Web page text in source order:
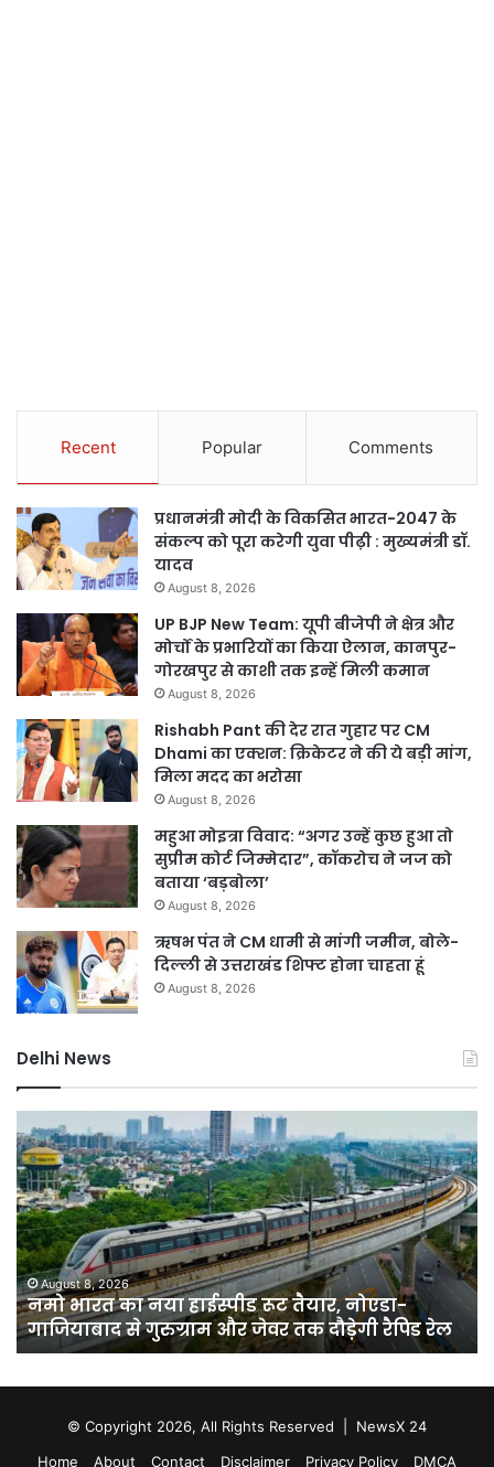
Recent Popular Comments
प्रधानमंत्री मोदी के विकसित भारत-2047 के
संकल्प को पूरा करेगी युवा पीढ़ी : मुख्यमंत्री डॉ.
यादव
August 8, 2026
UP BJP New Team: यूपी बीजेपी ने क्षेत्र और
मोर्चों के प्रभारियों का किया ऐलान, कानपुर-
गोरखपुर से काशी तक इन्हें मिली कमान
August 8, 2026
Rishabh Pant की देर रात गुहार पर CM
Dhami का एक्शन: क्रिकेटर ने की ये बड़ी मांग,
मिला मदद का भरोसा
August 8, 2026
महुआ मोइत्रा विवाद: “अगर उन्हें कुछ हुआ तो
सुप्रीम कोर्ट जिम्मेदार”, कॉकरोच ने जज को
बताया ‘बड़बोला’
August 8, 2026
ऋषभ पंत ने CM धामी से मांगी जमीन, बोले-
दिल्ली से उत्तराखंड शिफ्ट होना चाहता हूं
August 8, 2026
Delhi News
भारत
का
नया
हाईस्पीड
रूट
तैयार,
नोएडा-
गाजियाबाद
से
गुरुग्राम
August 8, 2026
नमो भारत का नया हाईस्पीड रूट तैयार, नोएडा-
गाजियाबाद से गुरुग्राम और जेवर तक दौड़ेगी रैपिड रेल
बाग
में
© Copyright 2026, All Rights Reserved | NewsX 24
Home
About Contact Disclaimer Privacy Policy DMCA